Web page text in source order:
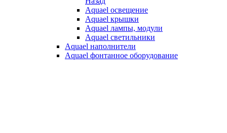
Aquael освещение
Aquael крышки
Aquael лампы, модули
Aquael светильники
Aquael наполнители
Aquael фонтанное оборудование